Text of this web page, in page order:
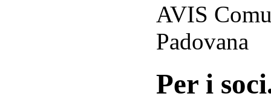
AVIS
Padovana
Per i